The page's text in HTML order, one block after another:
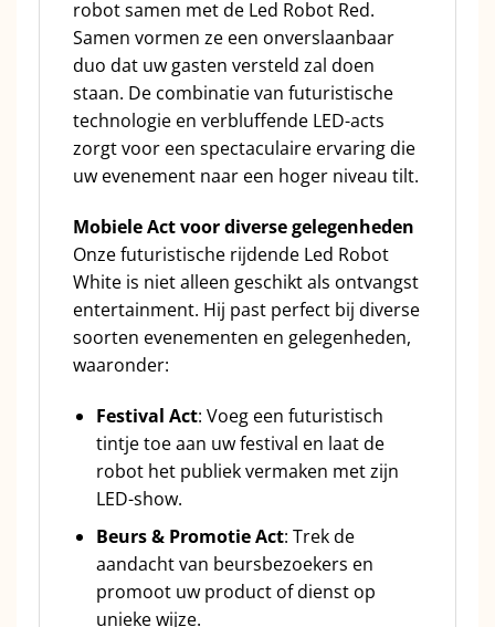
robot samen met de Led Robot Red.
Samen vormen ze een onverslaanbaar
duo dat uw gasten versteld zal doen
staan. De combinatie van futuristische
technologie en verbluffende LED-acts
zorgt voor een spectaculaire ervaring die
uw evenement naar een hoger niveau tilt.
Mobiele Act voor diverse gelegenheden
Onze futuristische rijdende Led Robot
White is niet alleen geschikt als ontvangst
entertainment. Hij past perfect bij diverse
soorten evenementen en gelegenheden,
waaronder:
Festival Act: Voeg een futuristisch
tintje toe aan uw festival en laat de
robot het publiek vermaken met zijn
LED-show.
Beurs & Promotie Act: Trek de
aandacht van beursbezoekers en
promoot uw product of dienst op
unieke wijze.